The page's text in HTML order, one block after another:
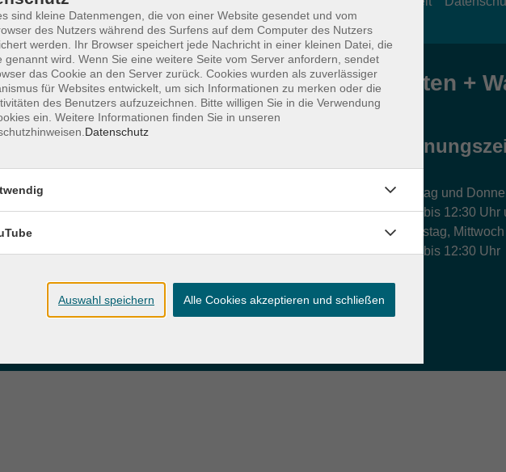
und Donnerstag:
Volkshochschule Hatten +
26203 Wardenburg
Montag und
9:00 bis 12:30 Uhr
Dienstag,
9:00 bis 12:30 Uhr
sind kleine Datenmengen, die von einer Website gesendet und vom
des Nutzers während des Surfens auf dem Computer des Nutzers
werden. Ihr Browser speichert jede Nachricht in einer kleinen Datei, die
genannt wird. Wenn Sie eine weitere Seite vom Server anfordern, sendet
das Cookie an den Server zurück. Cookies wurden als zuverlässiger
für Websites entwickelt, um sich Informationen zu merken oder die
des Benutzers aufzuzeichnen. Bitte willigen Sie in die Verwendung
ein. Weitere Informationen finden Sie in unseren
Datenschutz
Auswahl speichern Alle Cookies akzeptieren und schließen